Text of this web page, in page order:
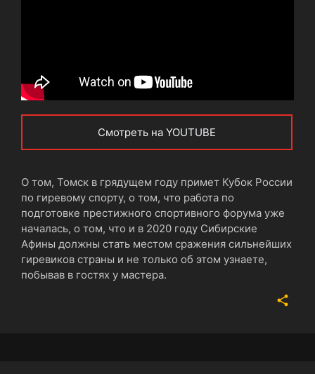
Смотреть на YOUTUBE
О том, Томск в грядущем году примет Кубок России
по гиревому спорту, о том, что работа по
подготовке престижного спортивного форума уже
началась, о том, что и в 2020 году Сибирские
Афины должны стать местом сражения сильнейших
гиревиков страны и не только об этом узнаете,
побывав в гостях у мастера.